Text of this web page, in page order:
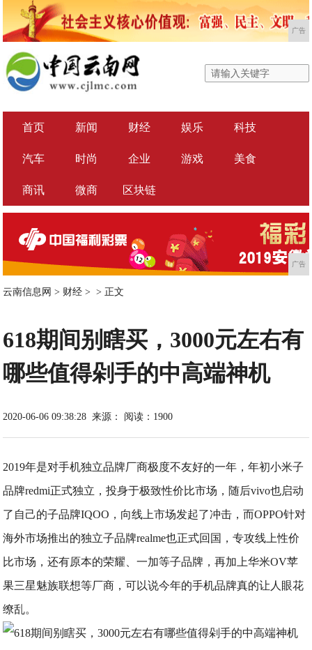
广告
首页 新闻 财经 娱乐 科技
汽车 时尚 企业 游戏 美食
商讯 微商 区块链
广告
云南信息网 > 财经 > > 正文
618期间别瞎买，3000元左右有
哪些值得剁手的中高端神机
2020-06-06 09:38:28 来源： 阅读：1900
2019年是对手机独立品牌厂商极度不友好的一年，年初小米子
品牌redmi正式独立，投身于极致性价比市场，随后vivo也启动
了自己的子品牌IQOO，向线上市场发起了冲击，而OPPO针对
海外市场推出的独立子品牌realme也正式回国，专攻线上性价
比市场，还有原本的荣耀、一加等子品牌，再加上华米OV苹
果三星魅族联想等厂商，可以说今年的手机品牌真的让人眼花
缭乱。